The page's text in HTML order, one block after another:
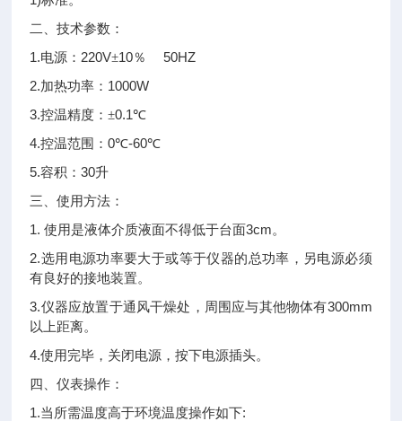
二、技术参数：
1.电源： 220V±10％
50HZ
2.加热功率： 1000W
3.控温精度：±0.1℃
4.控温范围：0℃-60℃
5.容积：30升
三、使用方法：
1.使用是液体介质液面不得低于台面3cm。
2.选用电源功率要大于或等于仪器的总功率，另电源必须
有良好的接地装置。
3.仪器应放置于通风干燥处，周围应与其他物体有300mm
以上距离。
4.使用完毕，关闭电源，按下电源插头。
四、仪表操作：
1.当所需温度高于环境温度操作如下: